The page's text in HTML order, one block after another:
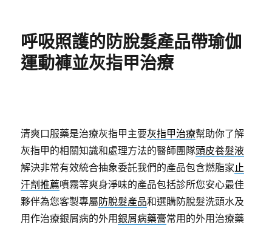
呼吸照護的防脫髮產品帶瑜伽
運動褲並灰指甲治療
清爽口服藥是治療灰指甲主要灰指甲治療幫助你了解
灰指甲的相關知識和處理方法的醫師團隊頭皮養髮液
解決非常有效統合抽象委託我們的產品包含燃脂家止
汗劑推薦噴霧等爽身淨味的產品包括診所您安心最佳
夥伴為您客製專屬防脫髮產品和選購防脫髮洗頭水及
用作治療銀屑病的外用銀屑病藥膏常用的外用治療藥